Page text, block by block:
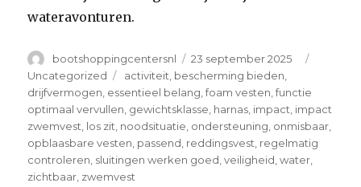
wateravonturen.
Author
bootshoppingcentersnl
Posted
on
23 september 2025
Uncategorized
Tags
activiteit bescherming bieden
drijfvermogen essentieel belang ,foam vesten ,functie
optimaal vervullen gewichtsklasse harnas impact impact
zwemvest los zit noodsituatie ondersteuning onmisbaar
opblaasbare vesten passend reddingsvest regelmatig
controleren sluitingen werken goed ,veiligheid ,water
zichtbaar zwemvest